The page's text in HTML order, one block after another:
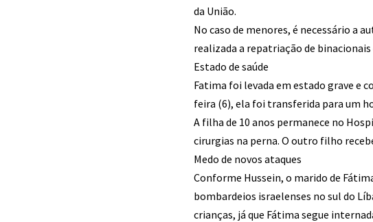
da União.
No caso de menores, é necessário a
realizada a repatriação de
Estado de saúde
Fatima foi levada em estado grave e
feira (6), ela foi transferida para um
A filha de 10 anos permanece no
cirurgias na perna. O outro filho
Medo de novos ataques
Conforme Hussein, o marido de
bombardeios israelenses no sul do
crianças, já que Fátima segue